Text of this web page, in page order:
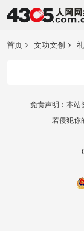
首页 文功文创
免责声明：本站
若侵犯你